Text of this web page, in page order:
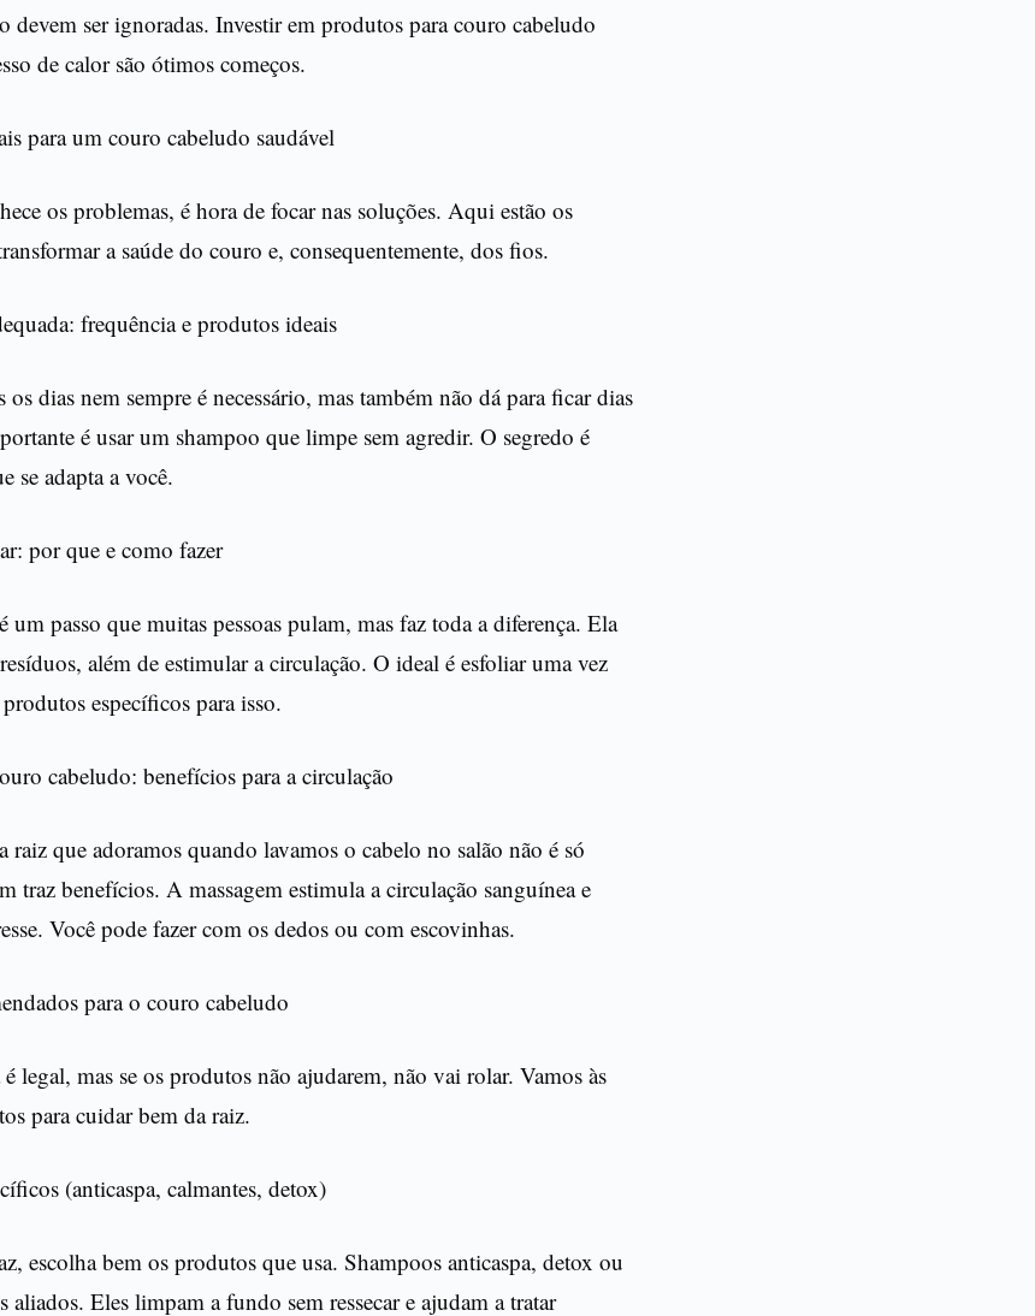
devem ser ignoradas. Investir em produtos para couro cabeludo
de calor são ótimos começos.
para um couro cabeludo saudável
os problemas, é hora de focar nas soluções. Aqui estão os
a saúde do couro e, consequentemente, dos fios.
frequência e produtos ideais
dias nem sempre é necessário, mas também não dá para ficar dias
é usar um shampoo que limpe sem agredir. O segredo é
se adapta a você.
por que e como fazer
um passo que muitas pessoas pulam, mas faz toda a diferença. Ela
além de estimular a circulação. O ideal é esfoliar uma vez
específicos para isso.
cabeludo: benefícios para a circulação
raiz que adoramos quando lavamos o cabelo no salão não é só
traz benefícios. A massagem estimula a circulação sanguínea e
Você pode fazer com os dedos ou com escovinhas.
para o couro cabeludo
legal, mas se os produtos não ajudarem, não vai rolar. Vamos às
para cuidar bem da raiz.
(anticaspa, calmantes, detox)
escolha bem os produtos que usa. Shampoos anticaspa, detox ou
aliados. Eles limpam a fundo sem ressecar e ajudam a tratar